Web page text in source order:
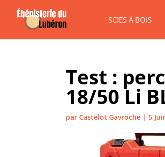
SCIES À BOIS
Test :
18/50 Li
parCastelot Gavroche |5